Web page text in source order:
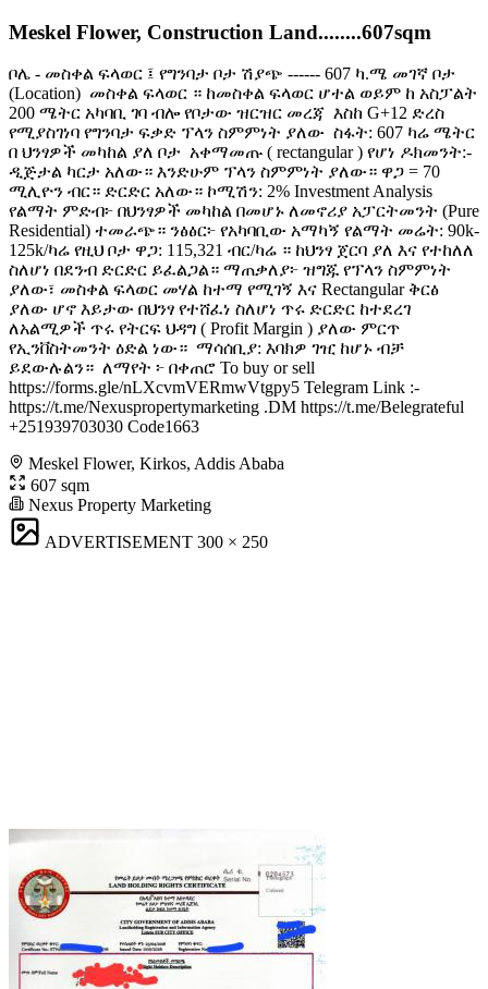
Meskel Flower, Construction Land........607sqm
ቦሌ - መስቀል ፍላወር ፤ የግንባታ ቦታ ሽያጭ ------ 607 ካ.ሜ መገኛ ቦታ
(Location) ️ መስቀል ፍላወር ። ከመስቀል ፍላወር ሆተል ወይም ከ አስፓልት
200 ሜትር አካባቢ ገባ ብሎ የቦታው ዝርዝር መረጃ ️ እስከ G+12 ድረስ
የሚያስገነባ የግንባታ ፍቃድ ፕላን ስምምነት ያለው ️ ስፋት: 607 ካሬ ሜትር ️
በ ህንፃዎች መካከል ያለ ቦታ ️ አቀማመጡ ( rectangular ) የሆነ ዶክመንት:-
ዲጅታል ካርታ አለው። እንድሁም ፕላን ስምምነት ያለው። ዋጋ = 70
ሚሊዮን ብር። ድርድር አለው። ኮሚሽን: 2% Investment Analysis
የልማት ምድብ፦ በህንፃዎች መካከል በመሆኑ ለመኖሪያ አፓርትመንት (Pure
Residential) ተመራጭ። ንፅፅር፦ የአካባቢው አማካኝ የልማት መሬት: 90k-
125k/ካሬ የዚህ ቦታ ዋጋ: 115,321 ብር/ካሬ ። ከህንፃ ጀርባ ያለ እና የተከለለ
ስለሆነ በደንብ ድርድር ይፈልጋል። ማጠቃለያ፦ ዝግጁ የፕላን ስምምነት
ያለው፣ መስቀል ፍላወር መሃል ከተማ የሚገኝ እና Rectangular ቅርፅ
ያለው ሆኖ እይታው በህንፃ የተሸፈነ ስለሆነ ጥሩ ድርድር ከተደረገ
ለአልሚዎች ጥሩ የትርፍ ህዳግ ( Profit Margin ) ያለው ምርጥ
የኢንቨስትመንት ዕድል ነው። ️ ማሳሰቢያ: እባክዎ ገዢ ከሆኑ ብቻ
ይደውሉልን። ️ ለማየት ፦ በቀጠሮ To buy or sell
https://forms.gle/nLXcvmVERmwVtgpy5 Telegram Link :-
https://t.me/Nexuspropertymarketing .DM https://t.me/Belegrateful
+251939703030 Code1663
Meskel Flower, Kirkos, Addis Ababa
607 sqm
Nexus Property Marketing
ADVERTISEMENT 300 × 250